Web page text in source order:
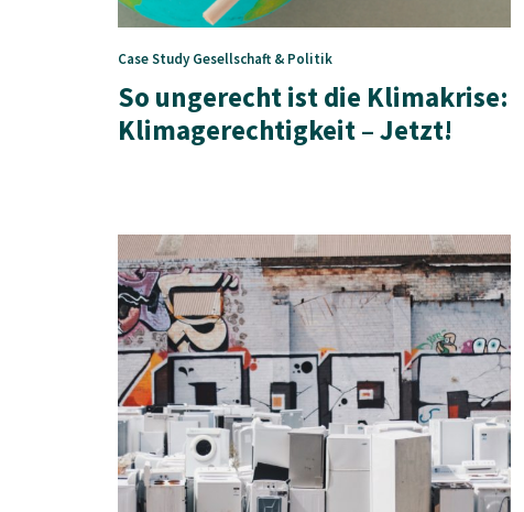
Case Study Gesellschaft & Politik
So ungerecht ist die Klimakrise:
Klimagerechtigkeit – Jetzt!